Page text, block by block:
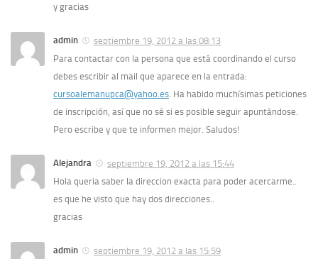
y gracias
admin
septiembre 19, 2012 a las 08:13
Para contactar con la persona que está coordinando el curso
debes escribir al mail que aparece en la entrada:
cursoalemanupca@yahoo.es . Ha habido muchísimas peticiones
de inscripción, así que no sé si es posible seguir apuntándose.
Pero escribe y que te informen mejor. Saludos!
Alejandra
septiembre 19, 2012 a las 15:44
Hola queria saber la direccion exacta para poder acercarme..
es que he visto que hay dos direcciones..
gracias
admin septiembre 19, 2012 a las 15:59